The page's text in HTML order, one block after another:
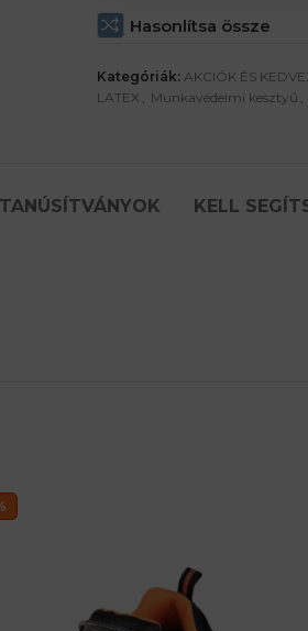
Hasonlítsa össze
Kategóriák: AKCIÓK ÉS
LATEX , Munkavédelmi kesztyű ,
TANÚSÍTVÁNYOK KELL